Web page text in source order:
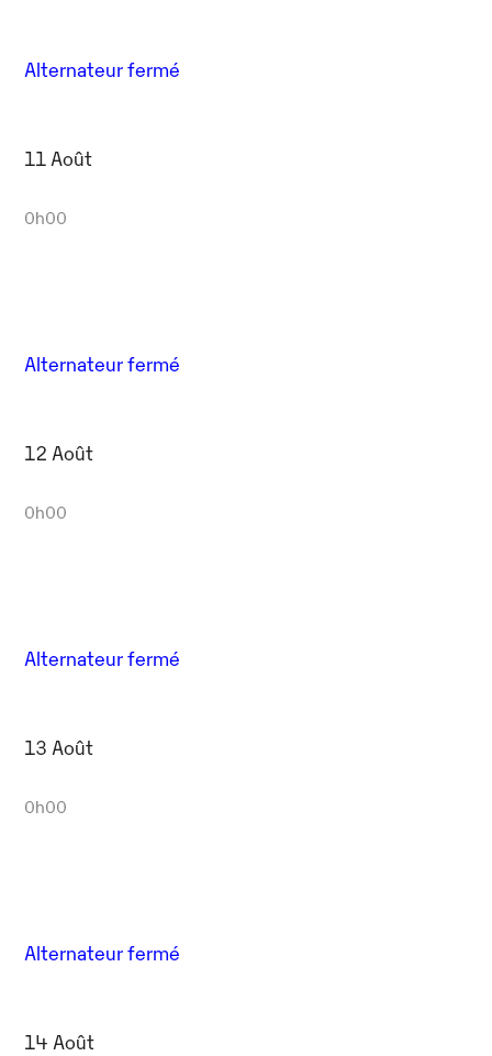
Alternateur fermé
11 Août
0h00
Alternateur fermé
12 Août
0h00
Alternateur fermé
13 Août
0h00
Alternateur fermé
14 Août